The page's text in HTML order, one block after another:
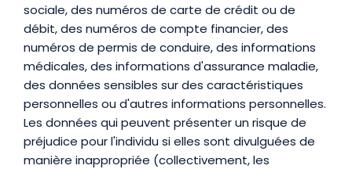
sociale, des numéros de carte de crédit ou de
débit, des numéros de compte financier, des
numéros de permis de conduire, des informations
médicales, des informations d'assurance maladie,
des données sensibles sur des caractéristiques
personnelles ou d'autres informations personnelles.
Les données qui peuvent présenter un risque de
préjudice pour l'individu si elles sont divulguées de
manière inappropriée (collectivement, les